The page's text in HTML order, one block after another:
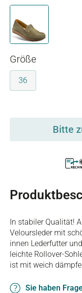
beige
Größeauswählen
36
Bitte
In stabiler Qualität!
Veloursleder mit
innen Lederfutter
leichte Rollover-
ist mit weich
Sie haben